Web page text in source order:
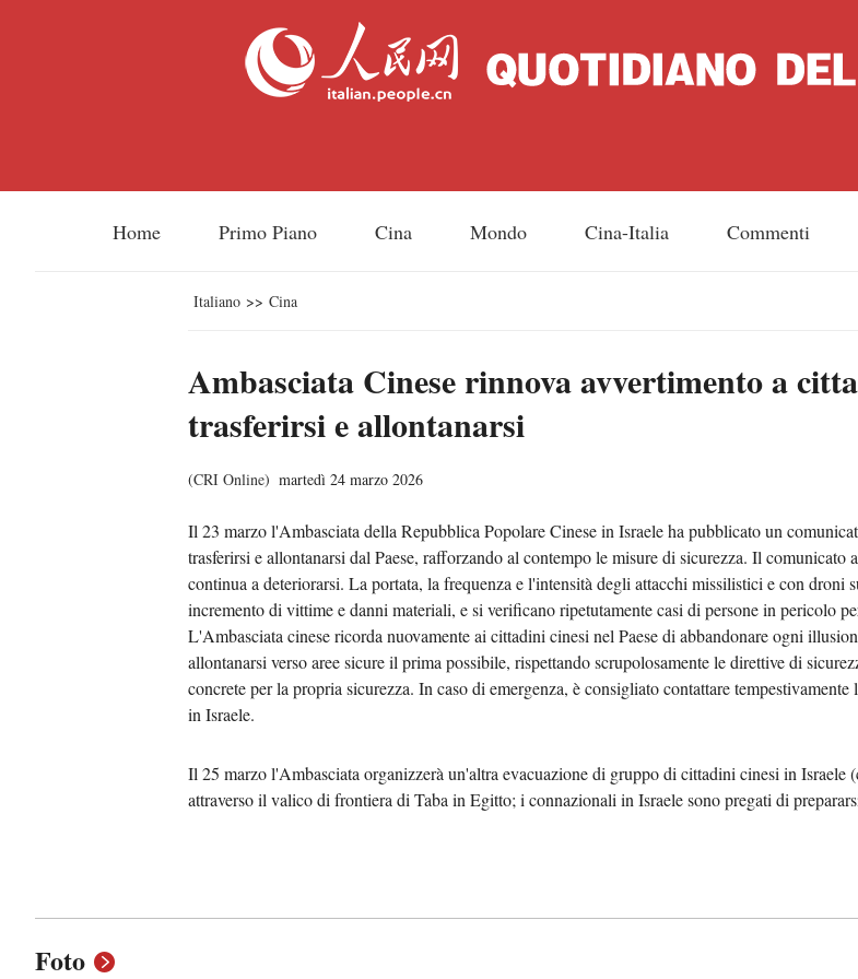
Home Primo Piano Cina Mondo Cina-Italia Commenti
Italiano >> Cina
Ambasciata Cinese rinnova avvertimento a
trasferirsi e allontanarsi
(CRI Online) martedì 24 marzo 2026
Il 23 marzo l'Ambasciata della Repubblica Popolare Cinese in Israele ha pubblicato un
trasferirsi e allontanarsi dal Paese, rafforzando al contempo le misure di sicurezza. Il
continua a deteriorarsi. La portata, la frequenza e l'intensità degli attacchi missilistici e con droni
incremento di vittime e danni materiali, e si verificano ripetutamente casi di persone in pericolo
L'Ambasciata cinese ricorda nuovamente ai cittadini cinesi nel Paese di abbandonare ogni
allontanarsi verso aree sicure il prima possibile, rispettando scrupolosamente le direttive di
concrete per la propria sicurezza. In caso di emergenza, è consigliato contattare
in Israele.
Il 25 marzo l'Ambasciata organizzerà un'altra evacuazione di gruppo di cittadini cinesi in
attraverso il valico di frontiera di Taba in Egitto; i connazionali in Israele sono pregati di
Foto